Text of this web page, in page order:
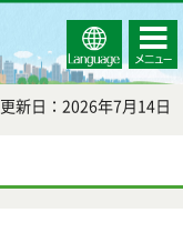
Select
Language
コンテ
ンツメ
ニュー
更新日：2026年7月14日